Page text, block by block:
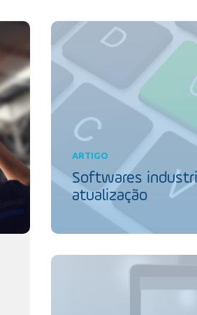
ARTIGO
Softwares
atualização